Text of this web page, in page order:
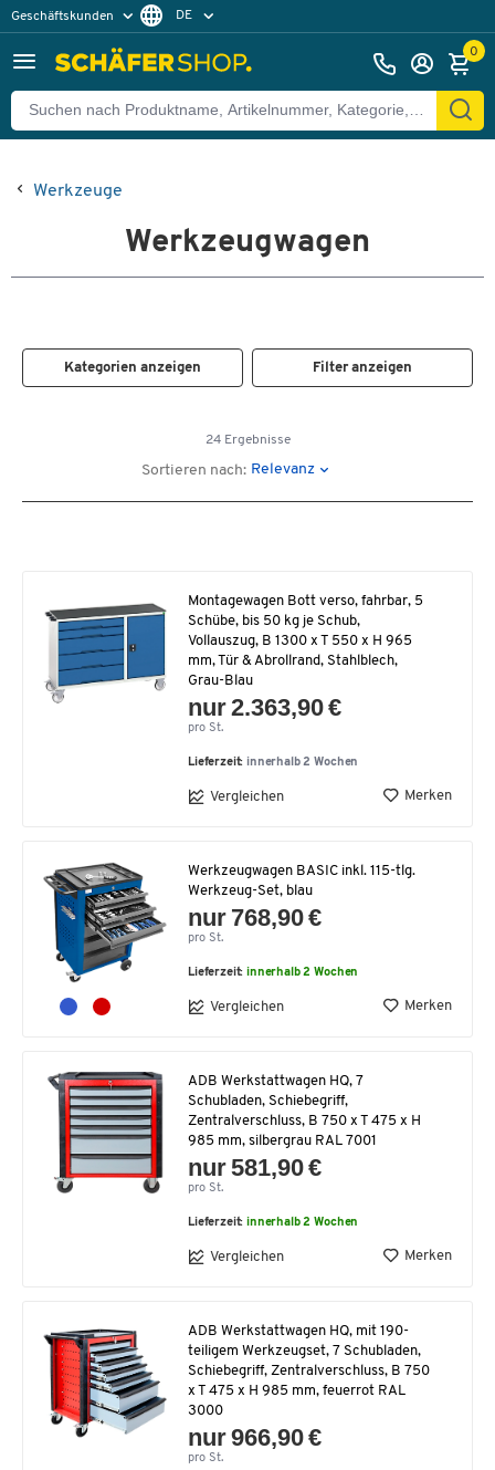
Geschäftskunden DE
0
Werkzeuge
Werkzeugwagen
Kategorien anzeigen Filter anzeigen
24 Ergebnisse
Sortieren nach: Relevanz
Montagewagen Bott verso, fahrbar, 5
Schübe, bis 50 kg je Schub,
Vollauszug, B 1300 x T 550 x H 965
mm, Tür & Abrollrand, Stahlblech,
Grau-Blau
nur 2.363,90 €
pro St.
Lieferzeit: innerhalb 2 Wochen
Vergleichen Merken
Werkzeugwagen BASIC inkl. 115-tlg.
Werkzeug-Set, blau
nur 768,90 €
pro St.
Lieferzeit:innerhalb 2 Wochen
Vergleichen Merken
ADB Werkstattwagen HQ, 7
Schubladen, Schiebegriff,
Zentralverschluss, B 750 x T 475 x H
985 mm, silbergrau RAL 7001
nur 581,90 €
pro St.
Lieferzeit:innerhalb 2 Wochen
Vergleichen Merken
ADB Werkstattwagen HQ, mit 190-
teiligem Werkzeugset, 7 Schubladen,
Schiebegriff, Zentralverschluss, B 750
x T 475 x H 985 mm, feuerrot RAL
3000
nur 966,90 €
pro St.